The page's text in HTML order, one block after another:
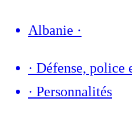
Albanie ·
· Défense, police
· Personnalités